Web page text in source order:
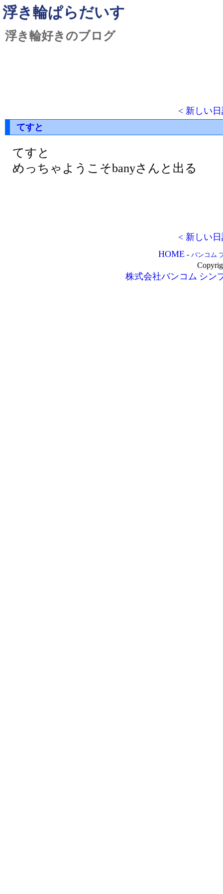
浮き輪ぱらだいす
浮き輪好きのブログ
< 新しい
てすと
てすと
めっちゃようこそbanyさんと出る
< 新しい
HOME - バンコム
株式会社バンコム シン